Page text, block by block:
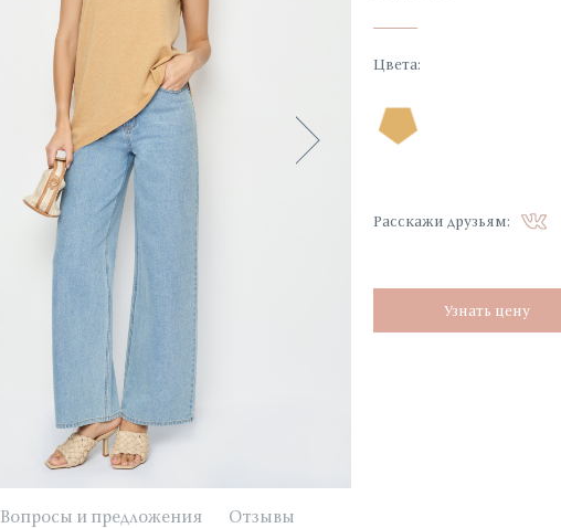
Вопросы и предложения Отзывы
Цвета:
Расскажи друзьям:
Узнать цену